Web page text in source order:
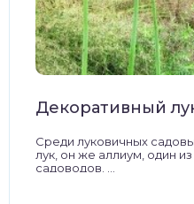
Декоративный
Среди луковичных
лук, он же аллиум, один
садоводов. ...